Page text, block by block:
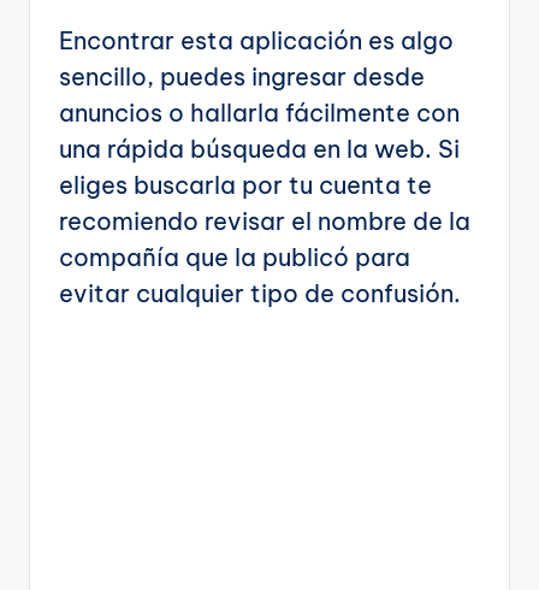
Encontrar esta aplicación es algo
sencillo, puedes ingresar desde
anuncios o hallarla fácilmente con
una rápida búsqueda en la web. Si
eliges buscarla por tu cuenta te
recomiendo revisar el nombre de la
compañía que la publicó para
evitar cualquier tipo de confusión.